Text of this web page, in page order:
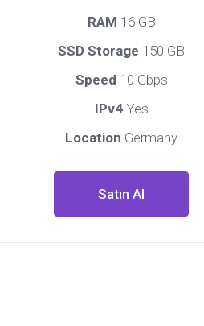
RAM 16 GB
SSD Storage 150 GB
Speed 10 Gbps
IPv4 Yes
Location Germany
Satın Al